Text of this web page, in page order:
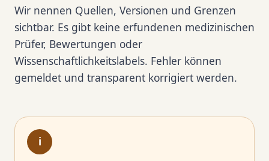
Wir nennen Quellen, Versionen und Grenzen
sichtbar. Es gibt keine erfundenen medizinischen
Prüfer, Bewertungen oder
Wissenschaftlichkeitslabels. Fehler können
gemeldet und transparent korrigiert werden.
i